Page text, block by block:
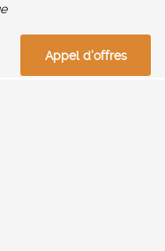
Appel d'offres